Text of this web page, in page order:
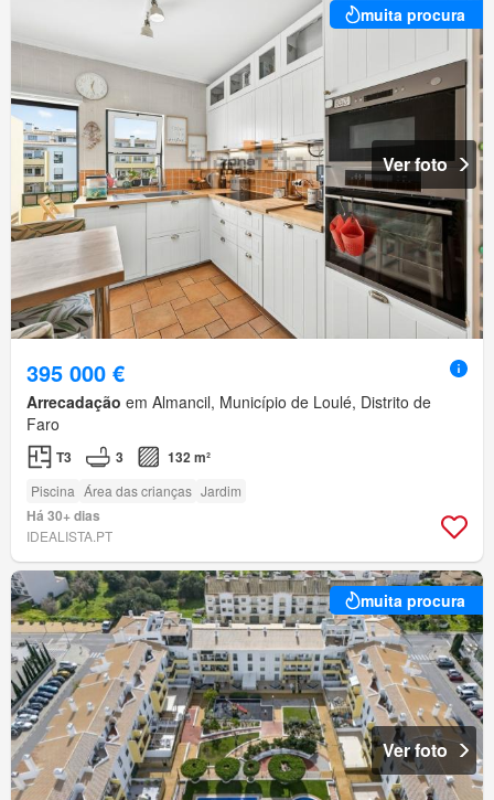
muita procura
Ver foto
395 000 €
Arrecadação em Almancil, Município de Loulé, Distrito de
Faro
T3 3 132 m²
Piscina Área das crianças Jardim
Há 30+ dias
IDEALISTA.PT
muita procura
Ver foto